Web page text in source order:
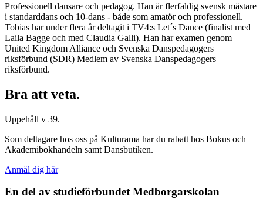
Professionell dansare och pedagog. Han är flerfaldig svensk mästare
i standarddans och 10-dans - både som amatör och professionell.
Tobias har under flera år deltagit i TV4:s Let´s Dance (finalist med
Laila Bagge och med Claudia Galli). Han har examen genom
United Kingdom Alliance och Svenska Danspedagogers
riksförbund (SDR) Medlem av Svenska Danspedagogers
riksförbund.
Bra att veta.
Uppehåll v 39.
Som deltagare hos oss på Kulturama har du rabatt hos Bokus och
Akademibokhandeln samt Dansbutiken.
Anmäl dig här
En del av studieförbundet Medborgarskolan